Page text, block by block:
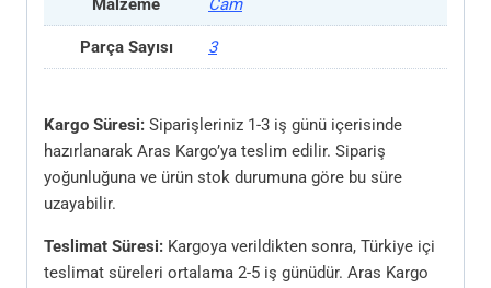
Malzeme Cam
Parça Sayısı 3
Kargo Süresi: Siparişleriniz 1-3 iş günü içerisinde
hazırlanarak Aras Kargo’ya teslim edilir. Sipariş
yoğunluğuna ve ürün stok durumuna göre bu süre
uzayabilir.
Teslimat Süresi: Kargoya verildikten sonra, Türkiye içi
teslimat süreleri ortalama 2-5 iş günüdür. Aras Kargo